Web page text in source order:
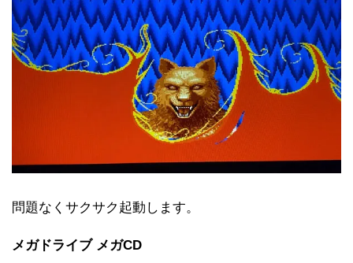
問題なくサクサク起動します。
メガドライブ メガCD